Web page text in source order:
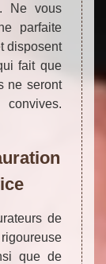
Ne vous
parfaite
disposent
fait que
ne seront
de
que de